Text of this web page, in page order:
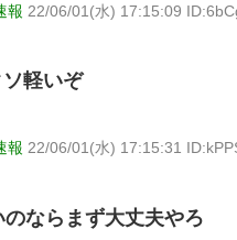
報 22/06/01(水) 17:15:09
軽いぞ
報 22/06/01(水) 17:15:31
ならまず大丈夫やろ